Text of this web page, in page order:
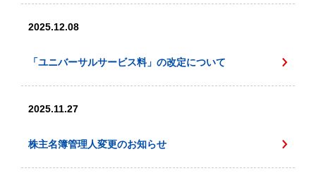
2025.12.08
「ユニバーサルサービス料」の改定について
2025.11.27
株主名簿管理人変更のお知らせ